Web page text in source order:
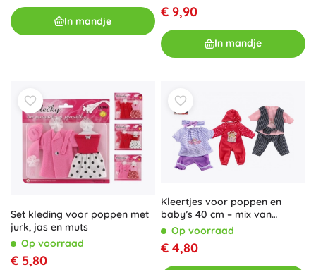
In mandje
€ 9,90
In mandje
Set kleding voor poppen met
jurk, jas en muts
Op voorraad
€ 5,80
Kleertjes voor poppen en
baby’s 40 cm – mix van
jurkjes en setjes
Op voorraad
€ 4,80